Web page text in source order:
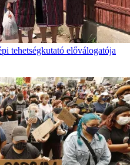
tehetségkutató előválogatója